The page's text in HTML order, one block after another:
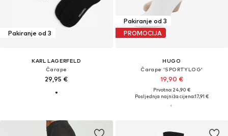
Pakiranje od 3
KARL LAGERFELD
Čarape
29,95 €
Pakiranje od 3
PROMOCIJA
HUGO
Čarape 'SPORTYLOG'
19,90 €
Prvotno: 24,90 €
Posljednja najniža cijena:17,91 €